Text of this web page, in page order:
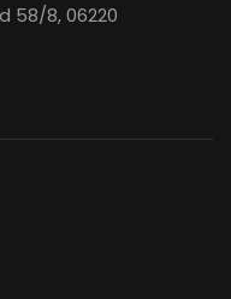
58/8, 06220